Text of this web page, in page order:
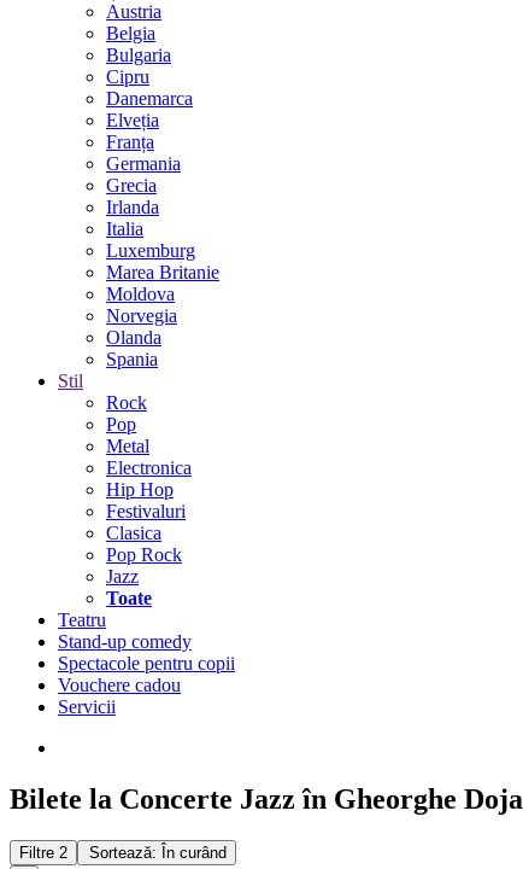
Austria
Belgia
Bulgaria
Cipru
Danemarca
Elveția
Franța
Germania
Grecia
Irlanda
Italia
Luxemburg
Marea Britanie
Moldova
Norvegia
Olanda
Spania
Stil
Rock
Pop
Metal
Electronica
Hip Hop
Festivaluri
Clasica
Pop Rock
Jazz
Toate
Teatru
Stand-up comedy
Spectacole pentru copii
Vouchere cadou
Servicii
Bilete la Concerte Jazz în Gheorghe Doja
Filtre 2
Sortează: În curând